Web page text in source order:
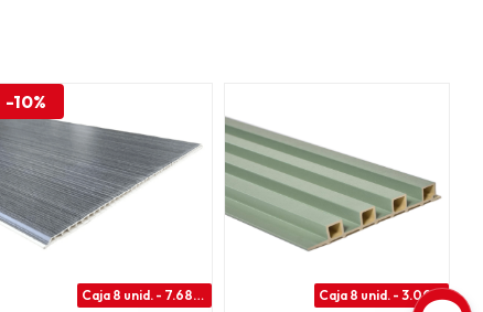
-10%
Caja 8 unid. - 7.68m2 Caja 8 unid. - 3.00m2